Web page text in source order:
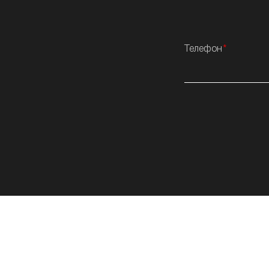
Телефон